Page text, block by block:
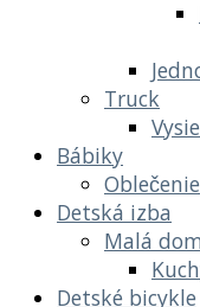
Truck
Bábiky
Oblečenie
Detská izba
Malá
Detské bicykle